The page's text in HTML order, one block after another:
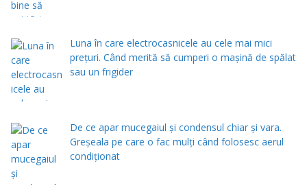
Luna în care electrocasnicele au cele mai mici
prețuri. Când merită să cumperi o mașină de spălat
sau un frigider
De ce apar mucegaiul și condensul chiar și vara.
Greșeala pe care o fac mulți când folosesc aerul
condiționat